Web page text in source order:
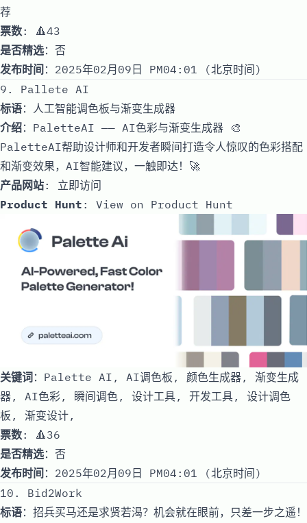
荐
票数: 🔺43
是否精选：否
发布时间 ：2025年02月09日 PM04:01 (北京时间)
9. Pallete AI
标语：人工智能调色板与渐变生成器
介绍：PaletteAI —— AI色彩与渐变生成器 🎨
PaletteAI帮助设计师和开发者瞬间打造令人惊叹的色彩搭配
和渐变效果，AI智能建议，一触即达！🚀
产品网站: 立即访问
Product Hunt : View on Product Hunt
关键词：Palette AI, AI调色板, 颜色生成器, 渐变生成
器, AI色彩, 瞬间调色, 设计工具, 开发工具, 设计调色
板, 渐变设计,
票数: 🔺36
是否精选：否
发布时间 ：2025年02月09日 PM04:01 (北京时间)
10. Bid2Work
标语：招兵买马还是求贤若渴？机会就在眼前，只差一步之遥！